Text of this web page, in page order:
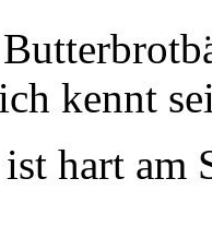
kennt
ist hart